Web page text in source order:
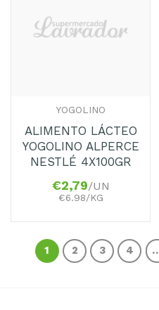
Favoritos
YOGOLINO
ALIMENTO LÁCTEO
YOGOLINO ALPERCE
NESTLÉ 4X100GR
€2,79/UN
€6.98/KG
1 2 3 4